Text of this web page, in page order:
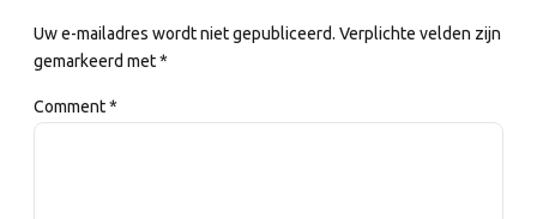
Uw e-mailadres wordt niet gepubliceerd. Verplichte velden zijn
gemarkeerd met *
Comment*